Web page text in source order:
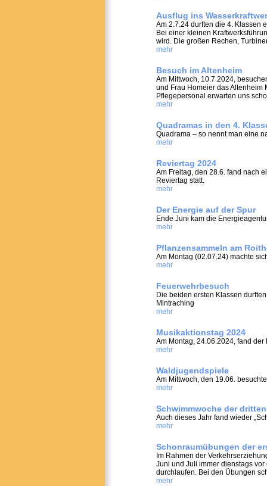
Ausflug ins
Am 2.7.24 durften die 4. Klassen
Bei einer kleinen
wird. Die großen Rechen,
mehr
Besuch im Altenheim
Am Mittwoch, 10.7.2024,
und Frau Homeier das
Pflegepersonal erwarten uns
mehr
Quadramas in den 4.
Quadrama – so nennt man eine
mehr
Reviertag 2024
Am Freitag, den 28.6. fand nach
Reviertag statt.
mehr
Der Energie auf der Spur
Ende Juni kam die
mehr
Pflanzensammeln am
Am Montag (02.07.24) machte
mehr
Feuerwehrbesuch
Die beiden ersten Klassen
Mintraching
mehr
Musikaktionstag 2024
Am Montag, 24.06.2024, fand der
mehr
Waldjugendspiele
Am Mittwoch, den 19.06.
mehr
Schwimmwoche der
Auch dieses Jahr fand wieder
mehr
Schonraumübungen der
Im Rahmen der
Juni und Juli immer dienstags
durchlaufen. Bei den Übungen
mehr